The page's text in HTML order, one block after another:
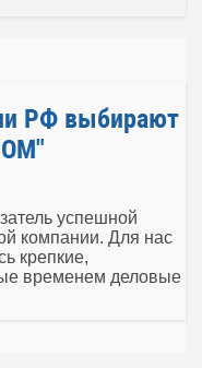
РФ выбирают
успешной
компании. Для нас
крепкие,
временем деловые